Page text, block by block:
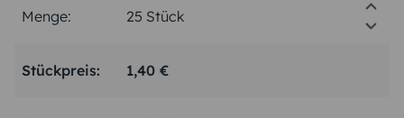
Menge:
Stückpreis: 1,40 €